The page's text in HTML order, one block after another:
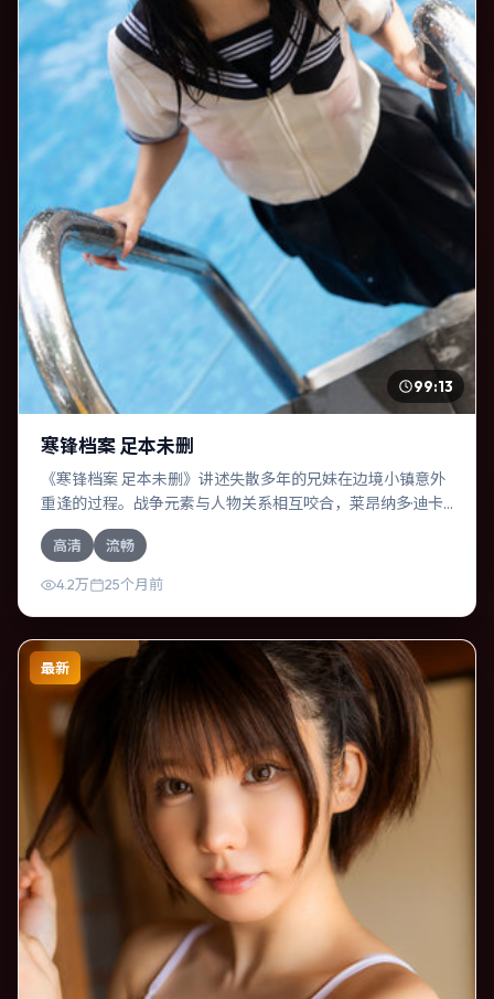
99:13
寒锋档案 足本未删
《寒锋档案 足本未删》讲述失散多年的兄妹在边境小镇意外
重逢的过程。战争元素与人物关系相互咬合，莱昂纳多·迪卡
普里奥、苍井优的对手戏尤为出彩。导演娄烨善于在长镜头
中积蓄张力，本片亦在中国香港实地取景，增强真实质感。
高清 流畅
4.2万 25个月前
最新